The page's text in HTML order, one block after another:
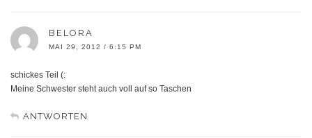
BELORA
MAI 29, 2012 / 6:15 PM
schickes Teil (:
Meine Schwester steht auch voll auf so Taschen
ANTWORTEN